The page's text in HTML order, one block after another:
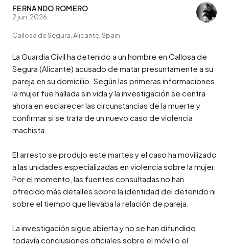
FERNANDO ROMERO
2 jun. 2026
Callosa de Segura, Alicante, Spain
La Guardia Civil ha detenido a un hombre en Callosa de
Segura (Alicante) acusado de matar presuntamente a su
pareja en su domicilio. Según las primeras informaciones,
la mujer fue hallada sin vida y la investigación se centra
ahora en esclarecer las circunstancias de la muerte y
confirmar si se trata de un nuevo caso de violencia
machista.
El arresto se produjo este martes y el caso ha movilizado
a las unidades especializadas en violencia sobre la mujer.
Por el momento, las fuentes consultadas no han
ofrecido más detalles sobre la identidad del detenido ni
sobre el tiempo que llevaba la relación de pareja.
La investigación sigue abierta y no se han difundido
todavía conclusiones oficiales sobre el móvil o el